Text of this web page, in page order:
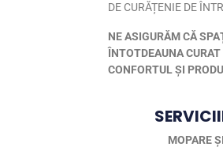
DE CURĂȚENIE DE
NE ASIGURĂM CĂ
ÎNTOTDEAUNA
CONFORTUL ȘI
MOPARE